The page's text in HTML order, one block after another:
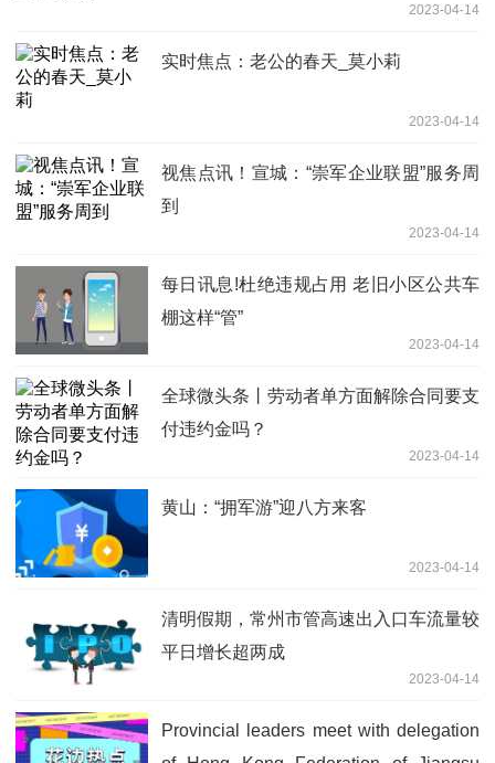
2023-04-14
实时焦点：老公的春天_莫小莉
2023-04-14
视焦点讯！宣城：“崇军企业联盟”服务周
到
2023-04-14
每日讯息!杜绝违规占用 老旧小区公共车
棚这样“管”
2023-04-14
全球微头条丨劳动者单方面解除合同要支
付违约金吗？
2023-04-14
黄山：“拥军游”迎八方来客
2023-04-14
清明假期，常州市管高速出入口车流量较
平日增长超两成
2023-04-14
Provincial leaders meet with delegation